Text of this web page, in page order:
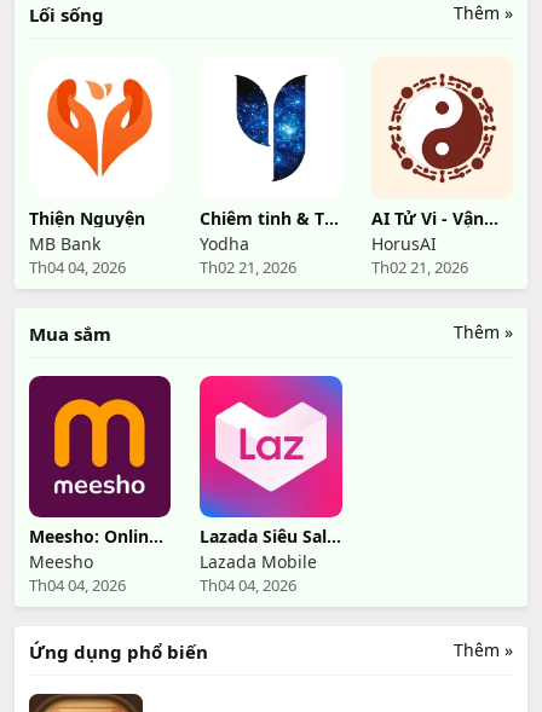
Thêm »
Lối sống
Thiện Nguyện
MB Bank
Th04 04, 2026
Chiêm tinh & Tử
vi Yodha
Yodha
Th02 21, 2026
AI Tử Vi - Vận
Hạn 2026
HorusAI
Th02 21, 2026
Thêm »
Mua sắm
Meesho: Online
Shopping App
Meesho
Th04 04, 2026
Lazada Siêu Sale
4.4
Lazada Mobile
Th04 04, 2026
Thêm »
Ứng dụng phổ biến